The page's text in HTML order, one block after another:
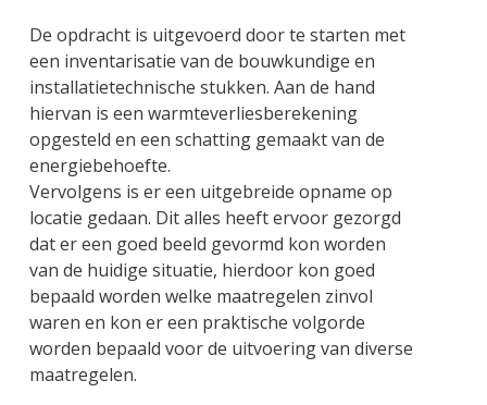
De opdracht is uitgevoerd door te starten met
een inventarisatie van de bouwkundige en
installatietechnische stukken. Aan de hand
hiervan is een warmteverliesberekening
opgesteld en een schatting gemaakt van de
energiebehoefte.
Vervolgens is er een uitgebreide opname op
locatie gedaan. Dit alles heeft ervoor gezorgd
dat er een goed beeld gevormd kon worden
van de huidige situatie, hierdoor kon goed
bepaald worden welke maatregelen zinvol
waren en kon er een praktische volgorde
worden bepaald voor de uitvoering van diverse
maatregelen.